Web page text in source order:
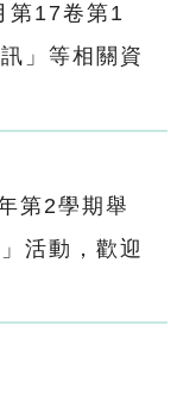
第17卷第1
」等相關資
第2學期舉
活動，歡迎